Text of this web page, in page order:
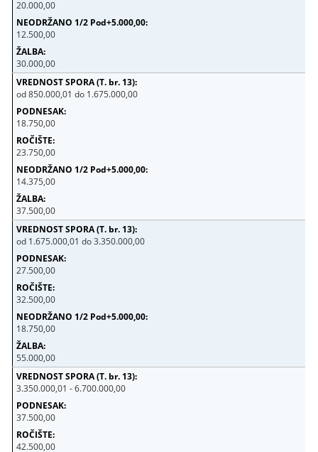
20.000,00
12.500,00
30.000,00
od 850.000,01 do 1.675.000,00
18.750,00
23.750,00
14.375,00
37.500,00
od 1.675.000,01 do 3.350.000,00
27.500,00
32.500,00
18.750,00
55.000,00
3.350.000,01 - 6.700.000,00
37.500,00
42.500,00